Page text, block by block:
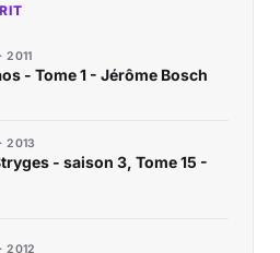
2011
- Tome 1 - Jérôme Bosch
2013
- saison 3, Tome 15 -
2012